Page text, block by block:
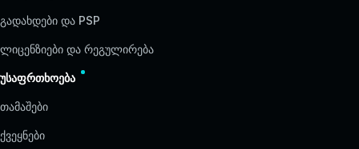
გადახდები და PSP
ლიცენზიები და რეგულირება
უსაფრთხოება
თამაშები
ქვეყნები